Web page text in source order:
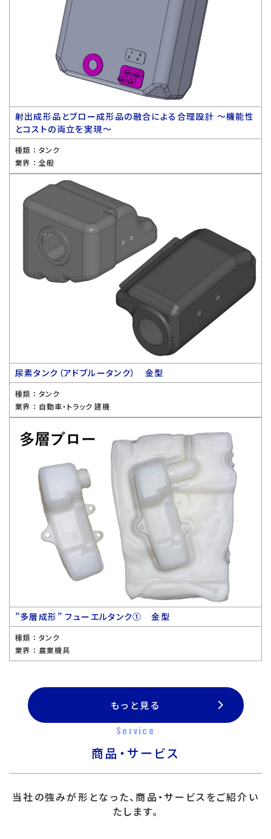
射出成形品とブロー成形品の融合による合理設計 〜機能性
とコストの両立を実現〜
種類 ： タンク
業界 ： 全般
尿素タンク（アドブルータンク） 金型
種類 ： タンク
業界 ： 自動車・トラック 建機
”多層成形” フューエルタンク① 金型
種類 ： タンク
業界 ： 農業機具
もっと見る
Service
商品・サービス
当社の強みが形となった、商品・サービスをご紹介い
たします。